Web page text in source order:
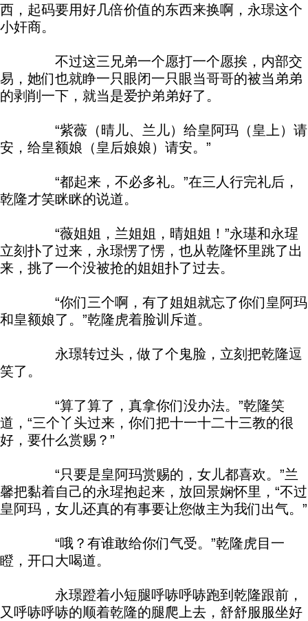
西，起码要用好几倍价值的东西来换啊，永璟这个
小奸商。
不过这三兄弟一个愿打一个愿挨，内部交
易，她们也就睁一只眼闭一只眼当哥哥的被当弟弟
的剥削一下，就当是爱护弟弟好了。
“紫薇（晴儿、兰儿）给皇阿玛（皇上）请
安，给皇额娘（皇后娘娘）请安。”
“都起来，不必多礼。”在三人行完礼后，
乾隆才笑眯眯的说道。
“薇姐姐，兰姐姐，晴姐姐！”永璂和永瑆
立刻扑了过来，永璟愣了愣，也从乾隆怀里跳了出
来，挑了一个没被抢的姐姐扑了过去。
“你们三个啊，有了姐姐就忘了你们皇阿玛
和皇额娘了。”乾隆虎着脸训斥道。
永璟转过头，做了个鬼脸，立刻把乾隆逗
笑了。
“算了算了，真拿你们没办法。”乾隆笑
道，“三个丫头过来，你们把十一十二十三教的很
好，要什么赏赐？”
“只要是皇阿玛赏赐的，女儿都喜欢。”兰
馨把黏着自己的永瑆抱起来，放回景娴怀里，“不过
皇阿玛，女儿还真的有事要让您做主为我们出气。”
“哦？有谁敢给你们气受。”乾隆虎目一
瞪，开口大喝道。
永璟蹬着小短腿呼哧呼哧跑到乾隆跟前，
又呼哧呼哧的顺着乾隆的腿爬上去，舒舒服服坐好